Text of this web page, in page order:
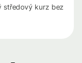
středový kurz bez